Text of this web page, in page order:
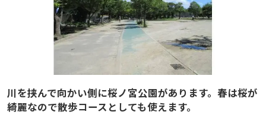
川を挟んで向かい側に桜ノ宮公園があります。春は桜が
綺麗なので散歩コースとしても使えます。